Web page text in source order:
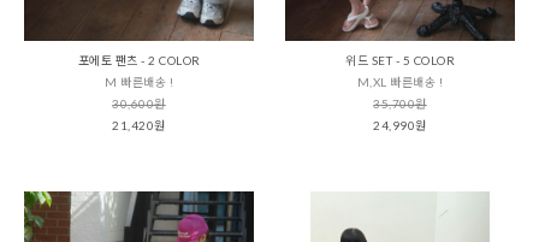
포에토 팬츠 - 2 COLOR
M 빠른배송 !
30,600원
21,420원
위드 SET - 5 COLOR
M,XL 빠른배송 !
35,700원
24,990원